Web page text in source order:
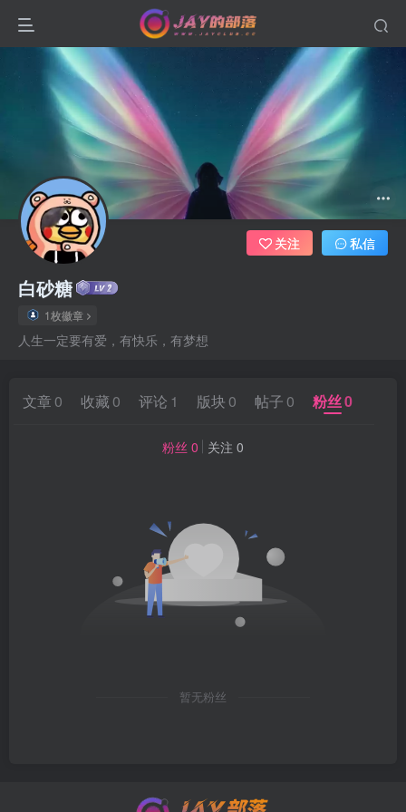
白砂糖
1枚徽章
人生一定要有爱，有快乐，有梦想
关注 私信
文章 0 收藏 0 评论 1 版块 0 帖子 0 粉丝0
粉丝 0 关注 0
暂无粉丝